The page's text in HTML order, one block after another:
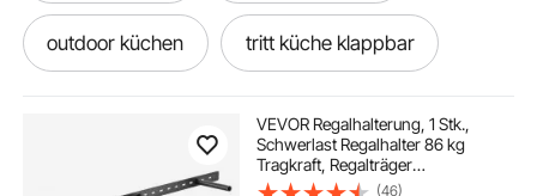
outdoor küchen tritt küche klappbar
outdoor küche selbst
VEVOR Regalhalterung, 1 Stk.,
Schwerlast Regalhalter 86 kg
Tragkraft, Regalträger
863,6x157,4x38,1 mm, für
(46)